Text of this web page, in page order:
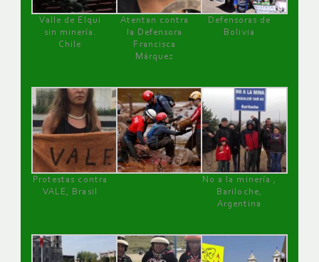
Valle de Elqui
sin minería.
Chile
Atentan contra
la Defensora
Francisca
Márquez
Defensoras de
Bolivia
Protestas contra
VALE, Brasil
No a la minería ,
Bariloche,
Argentina